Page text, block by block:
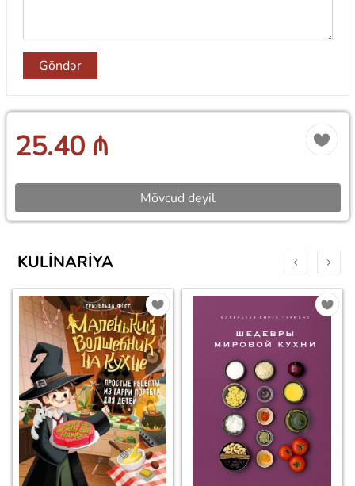
Göndər
25.40 ₼
Mövcud deyil
KULINARIYA